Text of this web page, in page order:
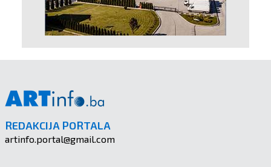
REDAKCIJA PORTALA
artinfo.portal@gmail.com